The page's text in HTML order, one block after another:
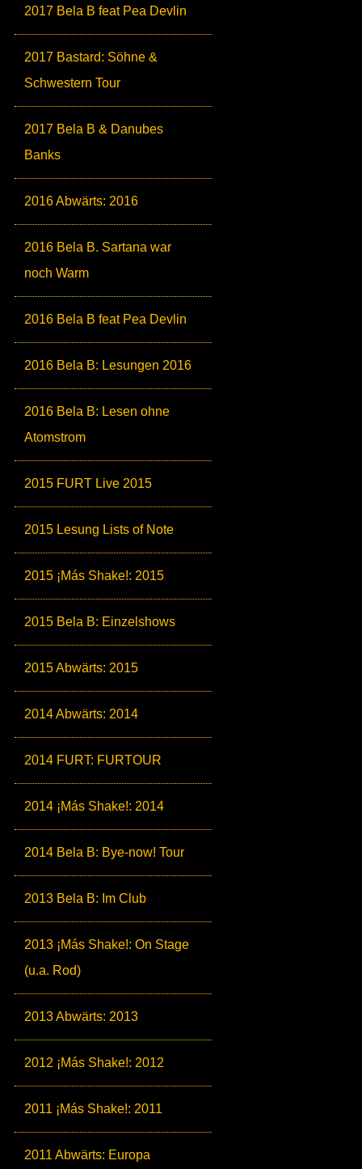
2017 Bela B feat Pea Devlin
2017 Bastard: Söhne &
Schwestern Tour
2017 Bela B & Danubes
Banks
2016 Abwärts: 2016
2016 Bela B. Sartana war
noch Warm
2016 Bela B feat Pea Devlin
2016 Bela B: Lesungen 2016
2016 Bela B: Lesen ohne
Atomstrom
2015 FURT Live 2015
2015 Lesung Lists of Note
2015 ¡Más Shake!: 2015
2015 Bela B: Einzelshows
2015 Abwärts: 2015
2014 Abwärts: 2014
2014 FURT: FURTOUR
2014 ¡Más Shake!: 2014
2014 Bela B: Bye-now! Tour
2013 Bela B: Im Club
2013 ¡Más Shake!: On Stage
(u.a. Rod)
2013 Abwärts: 2013
2012 ¡Más Shake!: 2012
2011 ¡Más Shake!: 2011
2011 Abwärts: Europa